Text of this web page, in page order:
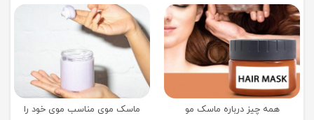
همه چیز درباره ماسک مو
ماسک موی مناسب موی خود را